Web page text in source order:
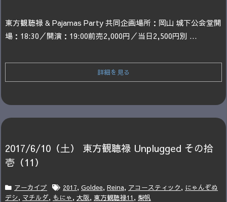
東方観聴禄 & Pajamas Party 共同企画場所：岡山 城下公会堂開
場：18:30／開演：19:00前売2,000円／当日2,500円別 ...
詳細を見る
2017/6/10（土） 東方観聴禄 Unplugged その拾
壱（11）
アーカイブ 2017, Goldee, Reina, アコースティック, にゃんぞぬ
デシ, マチルダ, もにゃ , 大阪, 東方観聴禄11 , 梨帆